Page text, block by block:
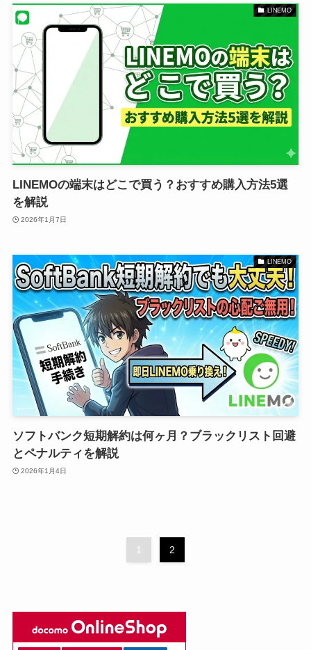
LINEMO
LINEMOの端末はどこで買う？おすすめ購入方法5選
を解説
2026年1月7日
LINEMO
ソフトバンク短期解約は何ヶ月？ブラックリスト回避
とペナルティを解説
2026年1月4日
1 2